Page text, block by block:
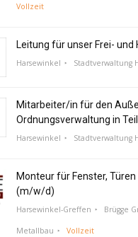
Vollzeit
Leitung für unser Frei-
Harsewinkel Stadtverwaltung
Mitarbeiter/in für den
Ordnungsverwaltung in
Harsewinkel Stadtverwaltung
Monteur für Fenster, Türen
(m/w/d)
Harsewinkel-Greffen Brügge
Metallbau Vollzeit